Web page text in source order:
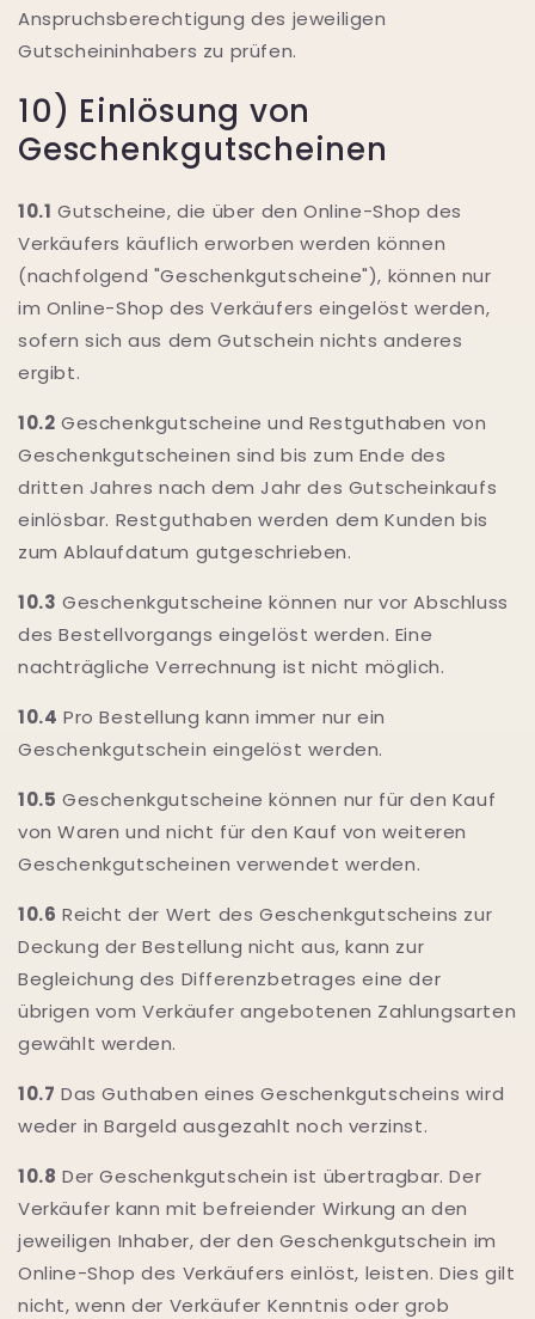
Anspruchsberechtigung des jeweiligen
Gutscheininhabers zu prüfen.
10) Einlösung von
Geschenkgutscheinen
10.1 Gutscheine, die über den Online-Shop des
Verkäufers käuflich erworben werden können
(nachfolgend "Geschenkgutscheine"), können nur
im Online-Shop des Verkäufers eingelöst werden,
sofern sich aus dem Gutschein nichts anderes
ergibt.
10.2 Geschenkgutscheine und Restguthaben von
Geschenkgutscheinen sind bis zum Ende des
dritten Jahres nach dem Jahr des Gutscheinkaufs
einlösbar. Restguthaben werden dem Kunden bis
zum Ablaufdatum gutgeschrieben.
10.3 Geschenkgutscheine können nur vor Abschluss
des Bestellvorgangs eingelöst werden. Eine
nachträgliche Verrechnung ist nicht möglich.
10.4 Pro Bestellung kann immer nur ein
Geschenkgutschein eingelöst werden.
10.5 Geschenkgutscheine können nur für den Kauf
von Waren und nicht für den Kauf von weiteren
Geschenkgutscheinen verwendet werden.
10.6 Reicht der Wert des Geschenkgutscheins zur
Deckung der Bestellung nicht aus, kann zur
Begleichung des Differenzbetrages eine der
übrigen vom Verkäufer angebotenen Zahlungsarten
gewählt werden.
10.7 Das Guthaben eines Geschenkgutscheins wird
weder in Bargeld ausgezahlt noch verzinst.
10.8 Der Geschenkgutschein ist übertragbar. Der
Verkäufer kann mit befreiender Wirkung an den
jeweiligen Inhaber, der den Geschenkgutschein im
Online-Shop des Verkäufers einlöst, leisten. Dies gilt
nicht, wenn der Verkäufer Kenntnis oder grob